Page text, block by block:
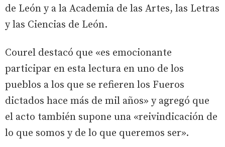
de León y a la Academia de las Artes, las Letras
y las Ciencias de León.
Courel destacó que «es emocionante
participar en esta lectura en uno de los
pueblos a los que se refieren los Fueros
dictados hace más de mil años» y agregó que
el acto también supone una «reivindicación de
lo que somos y de lo que queremos ser».